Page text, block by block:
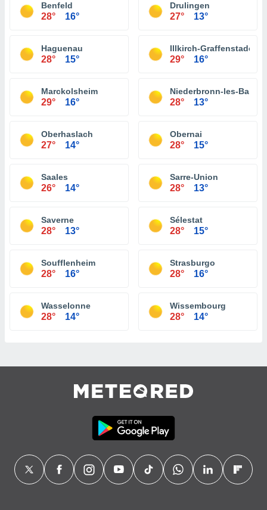
Benfeld
28° 16°
Drulingen
27° 13°
Haguenau
28° 15°
Illkirch-Graffenstaden
29° 16°
Marckolsheim
29° 16°
Niederbronn-les-Bains
28° 13°
Oberhaslach
27° 14°
Obernai
28° 15°
Saales
26° 14°
Sarre-Union
28° 13°
Saverne
28° 13°
Sélestat
28° 15°
Soufflenheim
28° 16°
Strasburgo
28° 16°
Wasselonne
28° 14°
Wissembourg
28° 14°